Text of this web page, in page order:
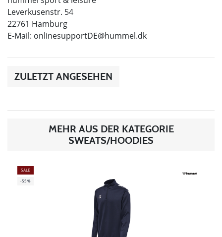
Leverkusenstr. 54
22761 Hamburg
E-Mail: onlinesupportDE@hummel.dk
ZULETZT ANGESEHEN
MEHR AUS DER KATEGORIE
SWEATS/HOODIES
SALE
-55%